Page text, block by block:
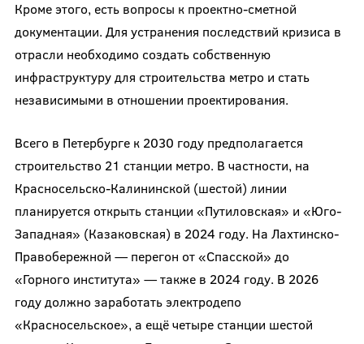
Кроме этого, есть вопросы к проектно-сметной
документации. Для устранения последствий кризиса в
отрасли необходимо создать собственную
инфраструктуру для строительства метро и стать
независимыми в отношении проектирования.
Всего в Петербурге к 2030 году предполагается
строительство 21 станции метро. В частности, на
Красносельско-Калининской (шестой) линии
планируется открыть станции «Путиловская» и «Юго-
Западная» (Казаковская) в 2024 году. На Лахтинско-
Правобережной — перегон от «Спасской» до
«Горного института» — также в 2024 году. В 2026
году должно заработать электродепо
«Красносельское», а ещё четыре станции шестой